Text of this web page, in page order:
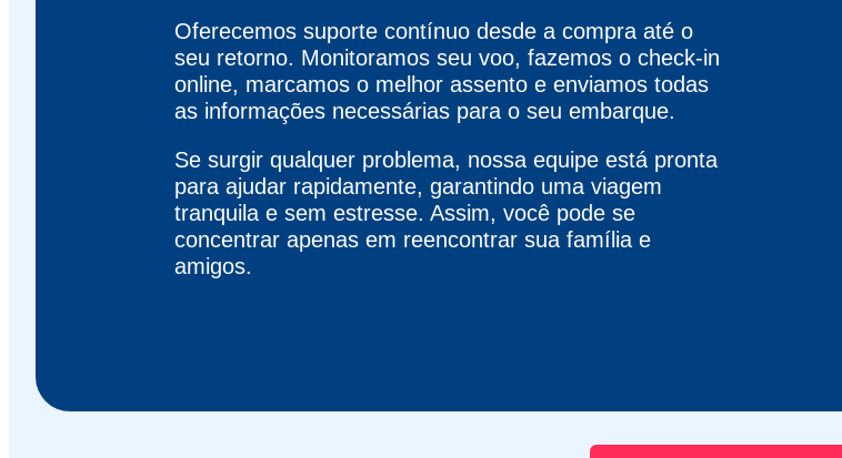
Oferecemos suporte contínuo desde a compra até o
seu retorno. Monitoramos seu voo, fazemos o check-in
online, marcamos o melhor assento e enviamos todas
as informações necessárias para o seu embarque.
Se surgir qualquer problema, nossa equipe está pronta
para ajudar rapidamente, garantindo uma viagem
tranquila e sem estresse. Assim, você pode se
concentrar apenas em reencontrar sua família e
amigos.